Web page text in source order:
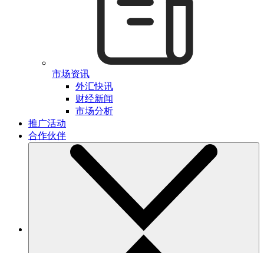
市场资讯
外汇快讯
财经新闻
市场分析
推广活动
合作伙伴